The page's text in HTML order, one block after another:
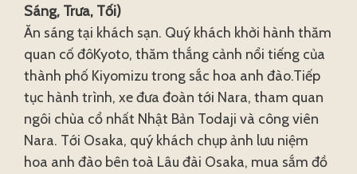
Sáng, Trưa, Tối)
Ăn sáng tại khách sạn. Quý khách khởi hành thăm
quan cố đôKyoto, thăm thắng cảnh nổi tiếng của
thành phố Kiyomizu trong sắc hoa anh đào.Tiếp
tục hành trình, xe đưa đoàn tới Nara, tham quan
ngôi chùa cổ nhất Nhật Bản Todaji và công viên
Nara. Tới Osaka, quý khách chụp ảnh lưu niệm
hoa anh đào bên toà Lâu đài Osaka, mua sắm đồ